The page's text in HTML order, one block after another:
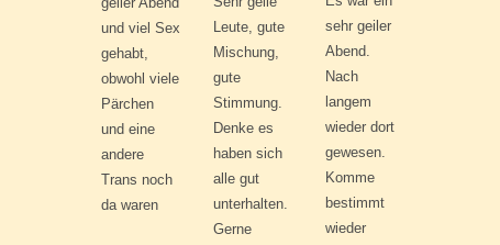
und viel Sex
gehabt,
obwohl viele
Pärchen
und eine
andere
Trans noch
da waren
Leute, gute
Mischung,
gute
Stimmung.
Denke es
haben sich
alle gut
unterhalten.
Gerne
sehr geiler
Abend.
Nach
langem
wieder dort
gewesen.
Komme
bestimmt
wieder